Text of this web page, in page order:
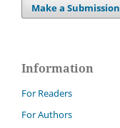
Make a Submission
Information
For Readers
For Authors